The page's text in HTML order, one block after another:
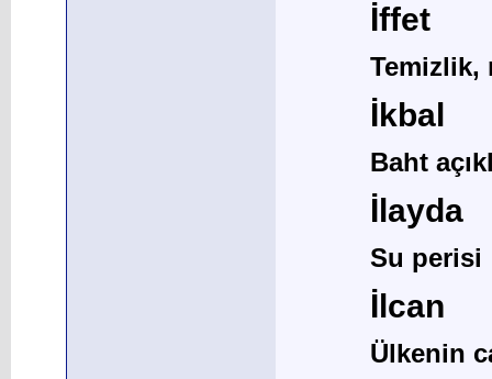
İffet
Temizlik,
İkbal
Baht
İlayda
Su perisi
İlcan
Ülkenin